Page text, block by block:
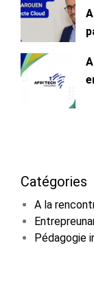
Catégories
A la
Pédagogie